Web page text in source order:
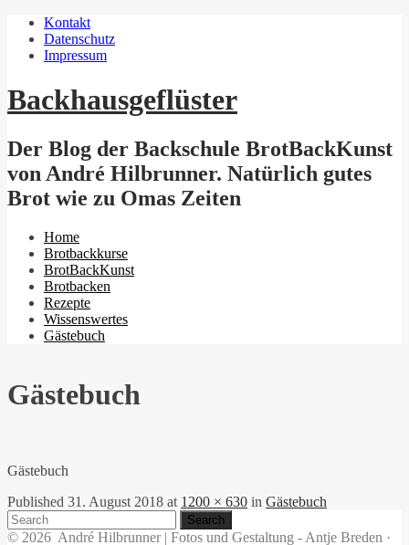
Kontakt
Datenschutz
Impressum
Backhausgeflüster
Der Blog der Backschule BrotBackKunst
von André Hilbrunner. Natürlich gutes
Brot wie zu Omas Zeiten
MenuHome
Brotbackkurse
BrotBackKunst
Brotbacken
Rezepte
Wissenswertes
Gästebuch
Gästebuch
Gästebuch
Published 31. August 2018 at 1200 × 630 in Gästebuch
Search
for:
© 2026 André Hilbrunner | Fotos und Gestaltung - Antje Breden ·